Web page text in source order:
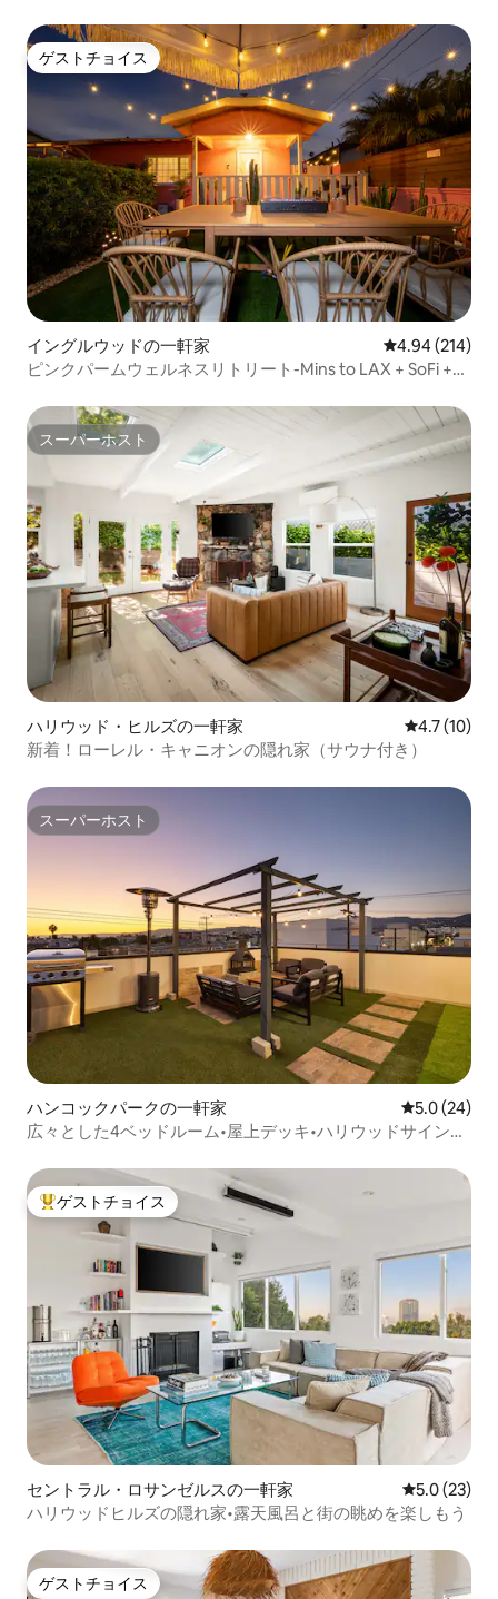
ゲストチョイス
ゲストチョイス
イングルウッドの一軒家 レビュー214
4.94 (214)
ピンクパームウェルネスリトリート-Mins to LAX + SoFi +ビ
スーパーホスト
スーパーホスト
ハリウッド・ヒルズの一軒家 レビュー10
4.7 (10)
新着！ローレル・キャニオンの隠れ家（サウナ付き）
スーパーホスト
スーパーホスト
ハンコックパークの一軒家 レビュー24
5.0 (24)
広々とした4ベッドルーム•屋上デッキ•ハリウッドサインの
大好評のゲストチョイスです。
ゲストチョイス
セントラル・ロサンゼルスの一軒家 レビュー23
5.0 (23)
ハリウッドヒルズの隠れ家•露天風呂と街の眺めを楽しもう
ゲストチョイス
ゲストチョイス